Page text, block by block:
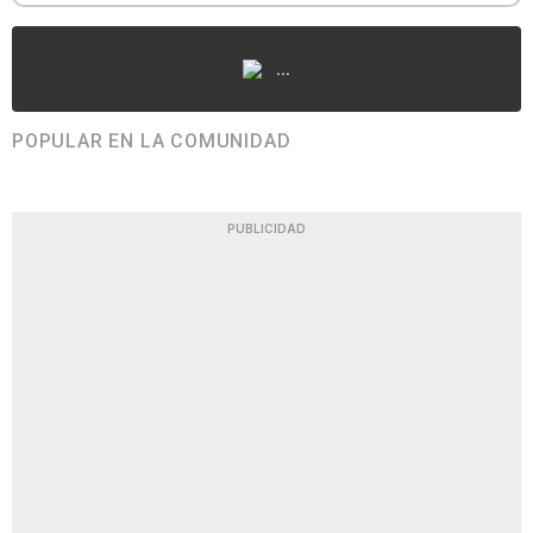
...
POPULAR EN LA COMUNIDAD
PUBLICIDAD